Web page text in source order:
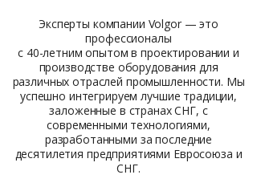
Эксперты компании Volgor — это
профессионалы
с 40-летним опытом в проектировании и
производстве оборудования для
различных отраслей промышленности. Мы
успешно интегрируем лучшие традиции,
заложенные в странах СНГ, с
современными технологиями,
разработанными за последние
десятилетия предприятиями Евросоюза и
СНГ.